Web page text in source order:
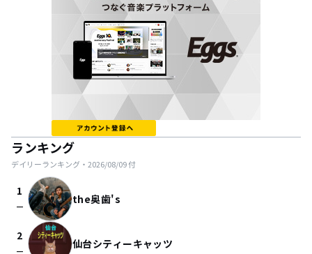
ランキング
デイリーランキング・ 2026/08/09付
1
check_indeterminate_small the奥歯's
2
仙台シティーキャッツ